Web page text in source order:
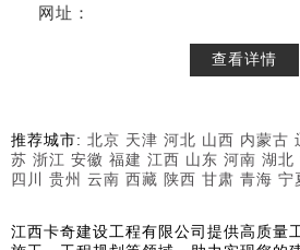
网址：
查看详情
推荐城市: 北京 天津 河北 山西 内蒙古
苏 浙江 安徽 福建 江西 山东 河南 湖北
四川
贵州 云南 西藏 陕西 甘肃 青海 宁
江西卡奇建设工程有限公司提供高质量